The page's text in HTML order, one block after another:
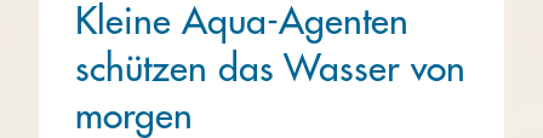
Kleine Aqua-Agenten
schützen das Wasser von
morgen